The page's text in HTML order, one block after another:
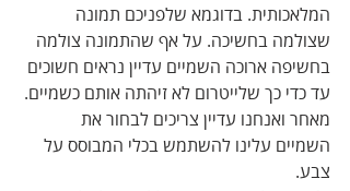
המלאכותית. בדוגמא שלפניכם תמונה
שצולמה בחשיכה. על אף שהתמונה צולמה
בחשיפה ארוכה השמיים עדיין נראים חשוכים
עד כדי כך שלייטרום לא זיהתה אותם כשמיים.
מאחר ואנחנו עדיין צריכים לבחור את
השמיים עלינו להשתמש בכלי המבוסס על
צבע.